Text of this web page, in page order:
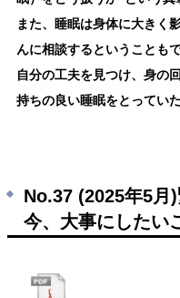
また、睡眠は身体に大きく
んに相談するということも
自分の工夫を見つけ、身の
持ちの良い睡眠をとってい
No.37 (2025年5月
今、大事にしたい